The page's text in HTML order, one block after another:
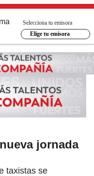
Selecciona tu emisora
Elige tu emisora
jornada
taxistas se